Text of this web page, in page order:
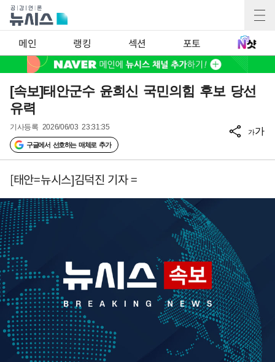
메인 랭킹 섹션 포토
[속보]태안군수 윤희신 국민의힘 후보 당선
유력
기사등록 2026/06/03 23:31:35
구글에서 선호하는 매체로 추가
가가
[태안=뉴시스]김덕진 기자 =